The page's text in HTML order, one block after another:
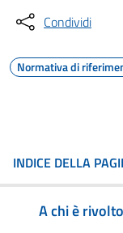
Condividi
Normativa di
INDICE DELLA
A chi è rivolto